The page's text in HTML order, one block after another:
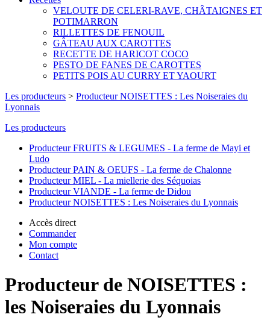
VELOUTE DE CELERI-RAVE, CHÂTAIGNES ET
POTIMARRON
RILLETTES DE FENOUIL
GÂTEAU AUX CAROTTES
RECETTE DE HARICOT COCO
PESTO DE FANES DE CAROTTES
PETITS POIS AU CURRY ET YAOURT
Les producteurs > Producteur NOISETTES : Les Noiseraies du
Lyonnais
Les producteurs
Producteur FRUITS & LEGUMES - La ferme de Mayi et
Ludo
Producteur PAIN & OEUFS - La ferme de Chalonne
Producteur MIEL - La miellerie des Séquoias
Producteur VIANDE - La ferme de Didou
Producteur NOISETTES : Les Noiseraies du Lyonnais
Accès direct
Commander
Mon compte
Contact
Producteur de NOISETTES :
les Noiseraies du Lyonnais